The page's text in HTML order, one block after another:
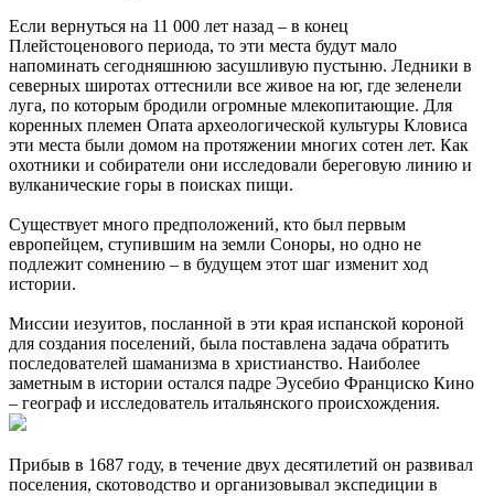
Если вернуться на 11 000 лет назад – в конец
Плейстоценового периода, то эти места будут мало
напоминать сегодняшнюю засушливую пустыню. Ледники в
северных широтах оттеснили все живое на юг, где зеленели
луга, по которым бродили огромные млекопитающие. Для
коренных племен Опата археологической культуры Кловиса
эти места были домом на протяжении многих сотен лет. Как
охотники и собиратели они исследовали береговую линию и
вулканические горы в поисках пищи.
Существует много предположений, кто был первым
европейцем, ступившим на земли Соноры, но одно не
подлежит сомнению – в будущем этот шаг изменит ход
истории.
Миссии иезуитов, посланной в эти края испанской короной
для создания поселений, была поставлена задача обратить
последователей шаманизма в христианство. Наиболее
заметным в истории остался падре Эусебио Франциско Кино
– географ и исследователь итальянского происхождения.
Прибыв в 1687 году, в течение двух десятилетий он развивал
поселения, скотоводство и организовывал экспедиции в